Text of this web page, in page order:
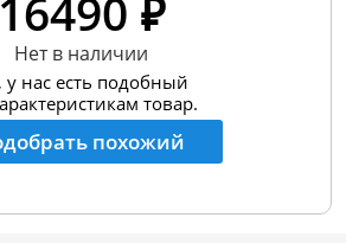
Нет в наличии
у нас есть подобный
товар.
похожий